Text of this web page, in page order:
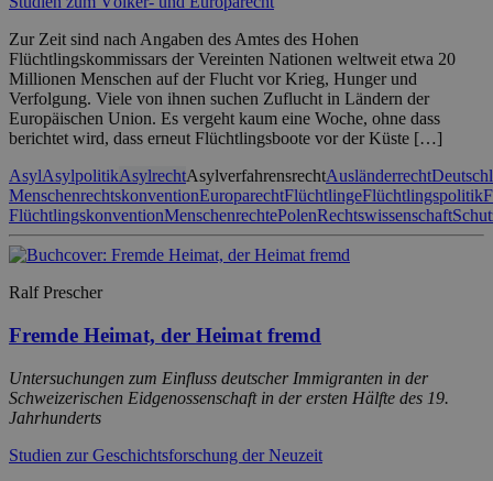
Zur Zeit sind nach Angaben des Amtes des Hohen
Flüchtlingskommissars der Vereinten Nationen weltweit etwa 20
Millionen Menschen auf der Flucht vor Krieg, Hunger und
Verfolgung. Viele von ihnen suchen Zuflucht in Ländern der
Europäischen Union. Es vergeht kaum eine Woche, ohne dass
berichtet wird, dass erneut Flüchtlingsboote vor der Küste […]
AsylAsylpolitikAsylrechtAsylverfahrensrechtAusländerrecht
MenschenrechtskonventionEuroparechtFlüchtlingeFlüchtlingspolitik
FlüchtlingskonventionMenschenrechtePolenRechtswissenschaft
Ralf Prescher
Fremde Heimat, der Heimat fremd
Untersuchungen zum Einfluss deutscher Immigranten in der
Schweizerischen Eidgenossenschaft in der ersten Hälfte des 19.
Jahrhunderts
Studien zur Geschichtsforschung der Neuzeit